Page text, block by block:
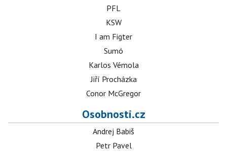
PFL
KSW
I am Figter
Sumó
Karlos Vémola
Jiří Procházka
Conor McGregor
Osobnosti.cz
Andrej Babiš
Petr Pavel